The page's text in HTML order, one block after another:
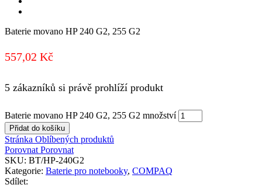
Baterie movano HP 240 G2, 255 G2
557,02 Kč
5 zákazníků si právě prohlíží produkt
Baterie movano HP 240 G2, 255 G2 množství
Přidat do košíku
Stránka Oblíbených produktů
Porovnat Porovnat
SKU: BT/HP-240G2
Kategorie: Baterie pro notebooky, COMPAQ
Sdílet: